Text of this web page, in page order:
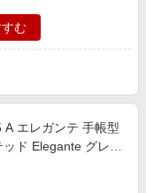
む
A エレガンテ 手帳型
ド Elegante グレイ